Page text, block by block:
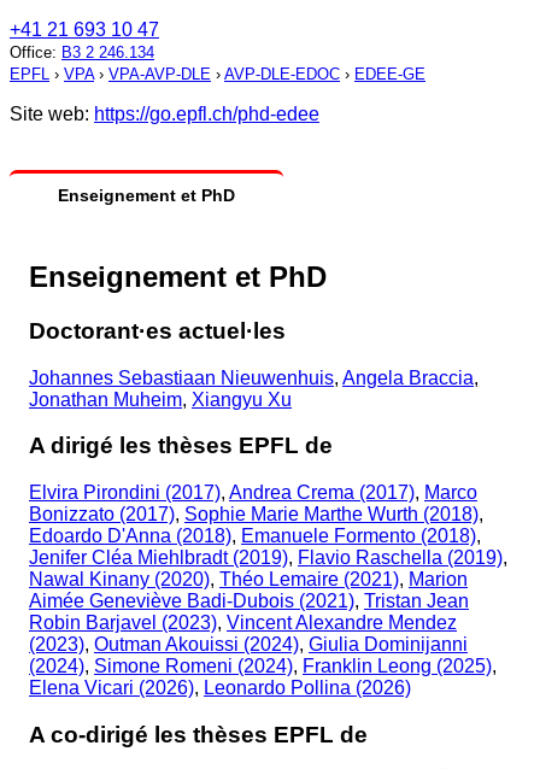
+41 21 693 10 47
Office: B3 2 246.134
EPFL › VPA› VPA-AVP-DLE › AVP-DLE-EDOC › EDEE-GE
Site web: https://go.epfl.ch/phd-edee
Enseignement et PhD
Enseignement et PhD
Doctorant·es actuel·les
Johannes Sebastiaan Nieuwenhuis, Angela Braccia,
Jonathan Muheim, Xiangyu Xu
A dirigé les thèses EPFL de
Elvira Pirondini (2017), Andrea Crema (2017), Marco
Bonizzato (2017), Sophie Marie Marthe Wurth (2018),
Edoardo D'Anna (2018), Emanuele Formento (2018),
Jenifer Cléa Miehlbradt (2019), Flavio Raschella (2019),
Nawal Kinany (2020), Théo Lemaire (2021), Marion
Aimée Geneviève Badi-Dubois (2021), Tristan Jean
Robin Barjavel (2023), Vincent Alexandre Mendez
(2023), Outman Akouissi (2024), Giulia Dominijanni
(2024), Simone Romeni (2024), Franklin Leong (2025),
Elena Vicari (2026), Leonardo Pollina (2026)
A co-dirigé les thèses EPFL de